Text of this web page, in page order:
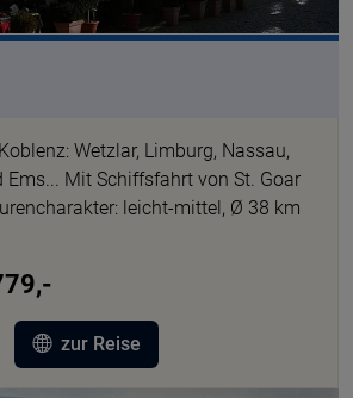
Wetzlar, Limburg, Nassau,
Ems... Mit Schiffsfahrt von St. Goar
leicht-mittel, Ø 38 km
zur Reise